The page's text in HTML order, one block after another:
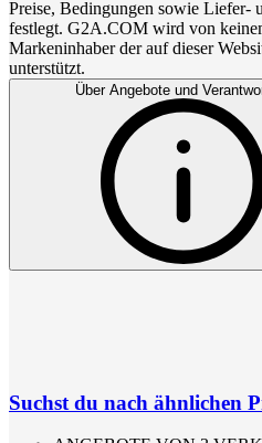
Preise, Bedingungen sowie Liefer-
festlegt. G2A.COM wird von
Markeninhaber der auf dieser
unterstützt.
Über Angebote und
Suchst du nach ähnlichen